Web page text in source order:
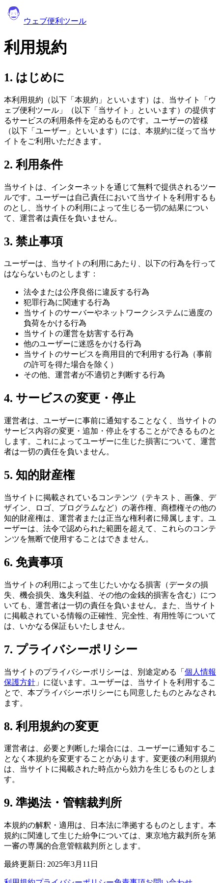
ウェブ便利ツール
利用規約
1. はじめに
本利用規約（以下「本規約」といいます）は、当サイト「ウ
ェブ便利ツール」（以下「当サイト」といいます）の提供す
るサービスの利用条件を定めるものです。ユーザーの皆様
（以下「ユーザー」といいます）には、本規約に従って当サ
イトをご利用いただきます。
2. 利用条件
当サイトは、インターネットを通じて無料で提供されるツー
ルです。ユーザーは自己責任において当サイトを利用するも
のとし、当サイトの利用によって生じる一切の結果につい
て、運営者は責任を負いません。
3. 禁止事項
ユーザーは、当サイトの利用にあたり、以下の行為を行って
はならないものとします：
法令または公序良俗に違反する行為
犯罪行為に関連する行為
当サイトのサーバーやネットワークシステムに過度の
負荷をかける行為
当サイトの運営を妨害する行為
他のユーザーに迷惑をかける行為
当サイトのサービスを商用目的で利用する行為（事前
の許可を得た場合を除く）
その他、運営者が不適切と判断する行為
4. サービスの変更・停止
運営者は、ユーザーに事前に通知することなく、当サイトの
サービス内容の変更・追加・停止をすることができるものと
します。これによってユーザーに生じた損害について、運営
者は一切の責任を負いません。
5. 知的財産権
当サイトに掲載されているコンテンツ（テキスト、画像、デ
ザイン、ロゴ、プログラムなど）の著作権、商標権その他の
知的財産権は、運営者または正当な権利者に帰属します。ユ
ーザーは、法令で認められた範囲を超えて、これらのコンテ
ンツを無断で使用することはできません。
6. 免責事項
当サイトの利用によって生じたいかなる損害（データの損
失、機会損失、逸失利益、その他の金銭的損害を含む）につ
いても、運営者は一切の責任を負いません。また、当サイト
に掲載されている情報の正確性、完全性、有用性等について
は、いかなる保証もいたしません。
7. プライバシーポリシー
当サイトのプライバシーポリシーは、別途定める「 個人情報
保護方針 」に従います。ユーザーは、当サイトを利用するこ
とで、本プライバシーポリシーにも同意したものとみなされ
ます。
8. 利用規約の変更
運営者は、必要と判断した場合には、ユーザーに通知するこ
となく本規約を変更することがあります。変更後の利用規約
は、当サイトに掲載された時点から効力を生じるものとしま
す。
9. 準拠法・管轄裁判所
本規約の解釈・適用は、日本法に準拠するものとします。本
規約に関連して生じた紛争については、東京地方裁判所を第
一審の専属的合意管轄裁判所とします。
最終更新日: 2025年3月11日